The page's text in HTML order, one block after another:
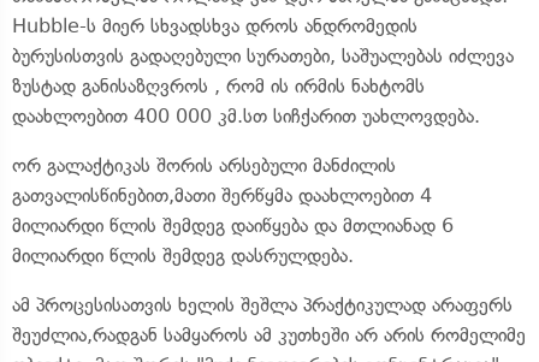
Hubble-ს მიერ სხვადსხვა დროს ანდრომედის
ბურუსისთვის გადაღებული სურათები, საშუალებას იძლევა
ზუსტად განისაზღვროს , რომ ის ირმის ნახტომს
დაახლოებით 400 000 კმ.სთ სიჩქარით უახლოვდება.
ორ გალაქტიკას შორის არსებული მანძილის
გათვალისწინებით,მათი შერწყმა დაახლოებით 4
მილიარდი წლის შემდეგ დაიწყება და მთლიანად 6
მილიარდი წლის შემდეგ დასრულდება.
ამ პროცესისათვის ხელის შეშლა პრაქტიკულად არაფერს
შეუძლია,რადგან სამყაროს ამ კუთხეში არ არის რომელიმე